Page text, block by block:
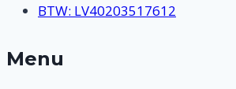
BTW: LV40203517612
Menu